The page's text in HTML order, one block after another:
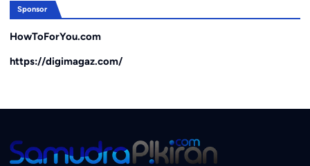
Sponsor
HowToForYou.com
https://digimagaz.com/